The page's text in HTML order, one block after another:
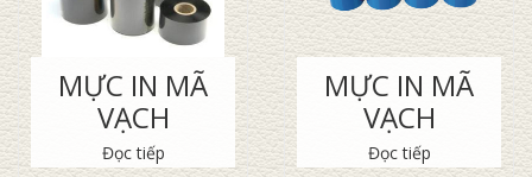
MỰC IN MÃ
VẠCH
Đọc tiếp
MỰC IN MÃ
VẠCH
Đọc tiếp